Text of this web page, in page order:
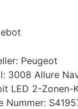
Peugeot
3008 Allure
LED 2-Zonen-
Nummer: